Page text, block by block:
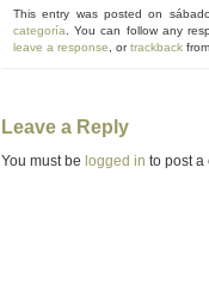
This entry was posted on
categoría . You can follow any
leave a response , ortrackback
Leave a Reply
You must be logged in to post a